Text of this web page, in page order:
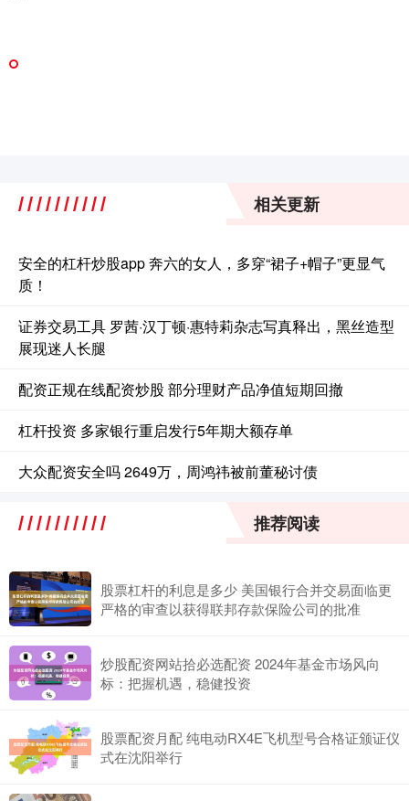
相关更新
安全的杠杆炒股app 奔六的女人，多穿“裙子+帽子”更显气
质！
证券交易工具 罗茜·汉丁顿·惠特莉杂志写真释出，黑丝造型
展现迷人长腿
配资正规在线配资炒股 ​部分理财产品净值短期回撤
杠杆投资 多家银行重启发行5年期大额存单
大众配资安全吗 2649万，周鸿祎被前董秘讨债
推荐阅读
股票杠杆的利息是多少 美国银行合并交易面临更
严格的审查以获得联邦存款保险公司的批准
炒股配资网站拾必选配资 2024年基金市场风向
标：把握机遇，稳健投资
股票配资月配 纯电动RX4E飞机型号合格证颁证仪
式在沈阳举行